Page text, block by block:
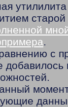
утилилита
.
с